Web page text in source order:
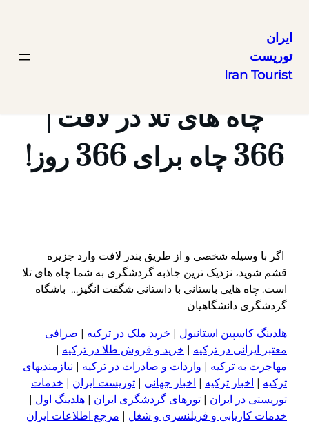
رفتن
ایران
توریست
Iran Tourist
چاه های تلا در لافت |
366 چاه برای 366 روز!
اگر با وسیله شخصی و از طریق بندر لافت وارد جزیره
قشم شوید، نزدیک ترین جاذبه گردشگری به شما چاه های تلا
است. چاه هایی باستانی با داستانی شگفت انگیز… باشگاه
گردشگری دانشگاهیان
هلدینگ کاسپین استانبول | خرید ملک در ترکیه | صرافی
معتبر ایرانی در ترکیه | خرید و فروش طلا در ترکیه |
مهاجرت به ترکیه | واردات و صادرات در ترکیه | نیازمندیهای
ترکیه | اخبار ترکیه | اخبار جهانی | توریست ایران | خدمات
توریستی در ایران | تورهای گردشگری ایران | هلدینگ اول |
خدمات کاریابی و فریلنسری و شغل | مرجع اطلاعات ایران